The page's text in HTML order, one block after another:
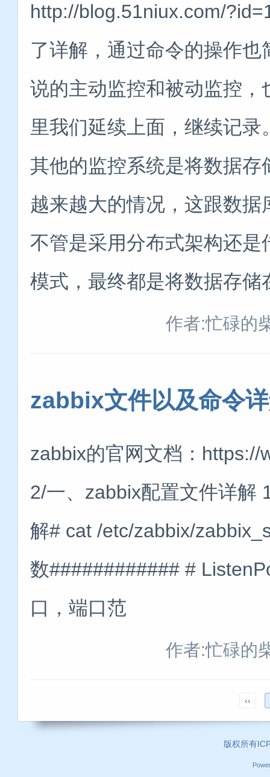
http://blog.51niux.com/
了详解，通过命令的操作
说的主动监控和被动监控
里我们延续上面，继续记
其他的监控系统是将数据
越来越大的情况，这跟数
不管是采用分布式架构还
模式，最终都是将数据存储
作者:忙碌的
zabbix文件以及命令
zabbix的官网文档：
2/一、zabbix配置文件详解
解# cat /etc/zabbix/
数############ #
口，端口范
作者:忙碌的
‹‹
版权所有